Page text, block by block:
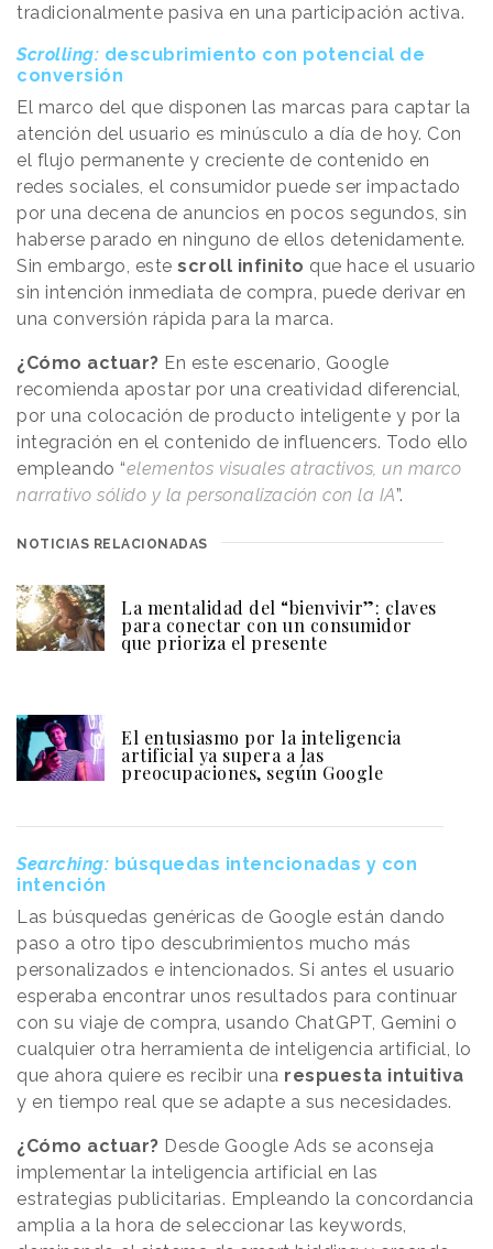
tradicionalmente pasiva en una participación activa.
Scrolling: descubrimiento con potencial de
conversión
El marco del que disponen las marcas para captar la
atención del usuario es minúsculo a día de hoy. Con
el flujo permanente y creciente de contenido en
redes sociales, el consumidor puede ser impactado
por una decena de anuncios en pocos segundos, sin
haberse parado en ninguno de ellos detenidamente.
Sin embargo, este scroll infinito que hace el usuario
sin intención inmediata de compra, puede derivar en
una conversión rápida para la marca.
¿Cómo actuar? En este escenario, Google
recomienda apostar por una creatividad diferencial,
por una colocación de producto inteligente y por la
integración en el contenido de influencers. Todo ello
empleando “elementos visuales atractivos, un marco
narrativo sólido y la personalización con la IA”.
NOTICIAS RELACIONADAS
La mentalidad del “bienvivir”: claves
para conectar con un consumidor
que prioriza el presente
El entusiasmo por la inteligencia
artificial ya supera a las
preocupaciones, según Google
Searching: búsquedas intencionadas y con
intención
Las búsquedas genéricas de Google están dando
paso a otro tipo descubrimientos mucho más
personalizados e intencionados. Si antes el usuario
esperaba encontrar unos resultados para continuar
con su viaje de compra, usando ChatGPT, Gemini o
cualquier otra herramienta de inteligencia artificial, lo
que ahora quiere es recibir una respuesta intuitiva
y en tiempo real que se adapte a sus necesidades.
¿Cómo actuar? Desde Google Ads se aconseja
implementar la inteligencia artificial en las
estrategias publicitarias. Empleando la concordancia
amplia a la hora de seleccionar las keywords,